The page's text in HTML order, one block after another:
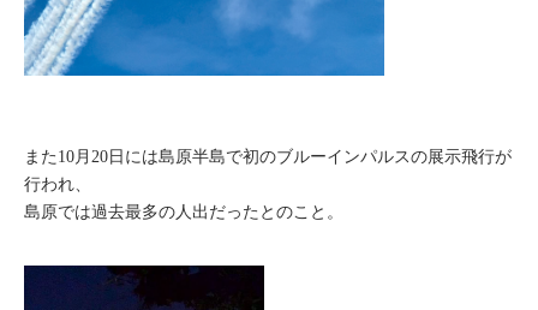
また10月20日には島原半島で初のブルーインパルスの展示飛行が
行われ、
島原では過去最多の人出だったとのこと。